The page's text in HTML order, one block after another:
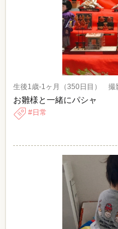
生後1歳-1ヶ月（350日目） 撮
お雛様と一緒にパシャ
日常